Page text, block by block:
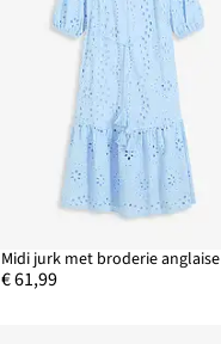
Midi jurk met broderie anglaise
€ 61,99